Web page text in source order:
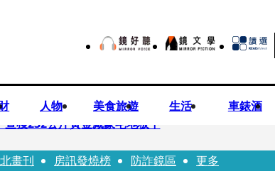
人物 美食旅遊 生活 車錶酒
獲232公斤黃金藏豪宅地板下
撞《VOGUE》 陳智菡遭轟侵權急改圖
畫刊 房訊發燒榜 防詐鏡區 更多